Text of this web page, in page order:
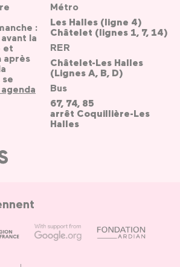
:
la
et
après
Métro
Les Halles (ligne 4)
Châtelet (lignes 1, 7, 14)
RER
Châtelet-Les Halles
(Lignes A, B, D)
Bus
67, 74, 85
arrêt Coquillière-Les
Halles